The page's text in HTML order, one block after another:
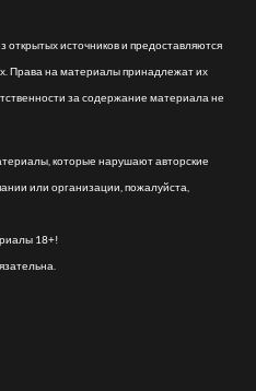
источников и предоставляются
Права на материалы принадлежат их
за содержание материала не
которые нарушают авторские
или организации, пожалуйста,
18+!